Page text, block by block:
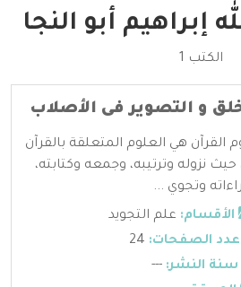
إبراهيم أبو النجا
الكتب 1
و التصوير فى الأصلاب
القرآن هي العلوم المتعلقة بالقرآن
نزوله وترتيبه، وجمعه وكتابته،
وتجوي ...
الأقسام: علم التجويد
الصفحات:
النشر: ---